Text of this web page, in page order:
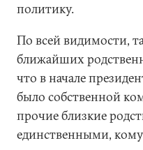
политику.
По всей видимости,
ближайших
что в начале
было собственной
прочие близкие
единственными,